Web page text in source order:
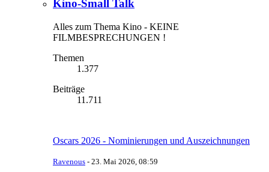
Kino-Small Talk
Alles zum Thema Kino - KEINE
FILMBESPRECHUNGEN !
Themen
1.377
Beiträge
11.711
Oscars 2026 - Nominierungen und Auszeichnungen
Ravenous - 23. Mai 2026, 08:59